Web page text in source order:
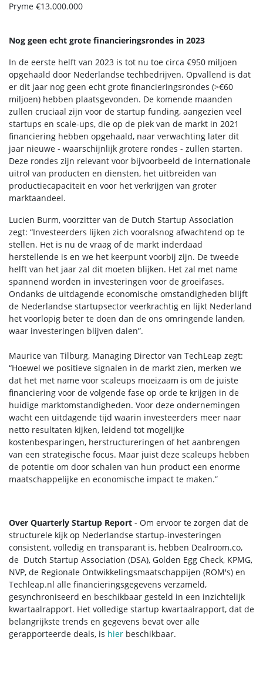
Pryme €13.000.000
Nog geen echt grote financieringsrondes in 2023
In de eerste helft van 2023 is tot nu toe circa €950 miljoen
opgehaald door Nederlandse techbedrijven. Opvallend is dat
er dit jaar nog geen echt grote financieringsrondes (>€60
miljoen) hebben plaatsgevonden. De komende maanden
zullen cruciaal zijn voor de startup funding, aangezien veel
startups en scale-ups, die op de piek van de markt in 2021
financiering hebben opgehaald, naar verwachting later dit
jaar nieuwe - waarschijnlijk grotere rondes - zullen starten.
Deze rondes zijn relevant voor bijvoorbeeld de internationale
uitrol van producten en diensten, het uitbreiden van
productiecapaciteit en voor het verkrijgen van groter
marktaandeel.
Lucien Burm, voorzitter van de Dutch Startup Association
zegt: “Investeerders lijken zich vooralsnog afwachtend op te
stellen. Het is nu de vraag of de markt inderdaad
herstellende is en we het keerpunt voorbij zijn. De tweede
helft van het jaar zal dit moeten blijken. Het zal met name
spannend worden in investeringen voor de groeifases.
Ondanks de uitdagende economische omstandigheden blijft
de Nederlandse startupsector veerkrachtig en lijkt Nederland
het voorlopig beter te doen dan de ons omringende landen,
waar investeringen blijven dalen”.
Maurice van Tilburg, Managing Director van TechLeap zegt:
“Hoewel we positieve signalen in de markt zien, merken we
dat het met name voor scaleups moeizaam is om de juiste
financiering voor de volgende fase op orde te krijgen in de
huidige marktomstandigheden. Voor deze ondernemingen
wacht een uitdagende tijd waarin investeerders meer naar
netto resultaten kijken, leidend tot mogelijke
kostenbesparingen, herstructureringen of het aanbrengen
van een strategische focus. Maar juist deze scaleups hebben
de potentie om door schalen van hun product een enorme
maatschappelijke en economische impact te maken.”
Over Quarterly Startup Report - Om ervoor te zorgen dat de
structurele kijk op Nederlandse startup-investeringen
consistent, volledig en transparant is, hebben Dealroom.co,
de Dutch Startup Association (DSA), Golden Egg Check, KPMG,
NVP, de Regionale Ontwikkelingsmaatschappijen (ROM's) en
Techleap.nl alle financieringsgegevens verzameld,
gesynchroniseerd en beschikbaar gesteld in een inzichtelijk
kwartaalrapport. Het volledige startup kwartaalrapport, dat de
belangrijkste trends en gegevens bevat over alle
gerapporteerde deals, is hier beschikbaar.